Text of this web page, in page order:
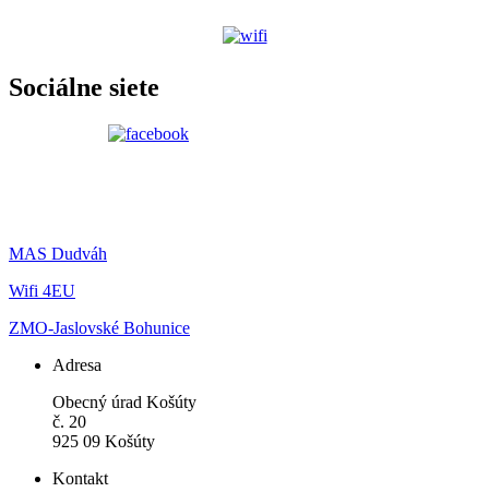
Sociálne siete
MAS Dudváh
Wifi 4EU
ZMO-Jaslovské Bohunice
Adresa
Obecný úrad Košúty
č. 20
925 09 Košúty
Kontakt